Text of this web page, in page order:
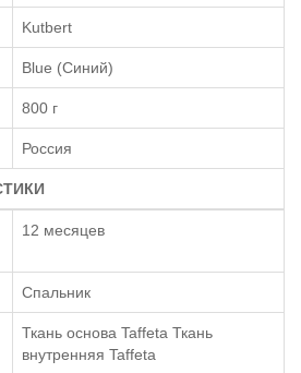
Kutbert
Blue (Cиний)
800 г
Россия
12 месяцев
Спальник
Ткань основа Taffeta Ткань
внутренняя Taffeta